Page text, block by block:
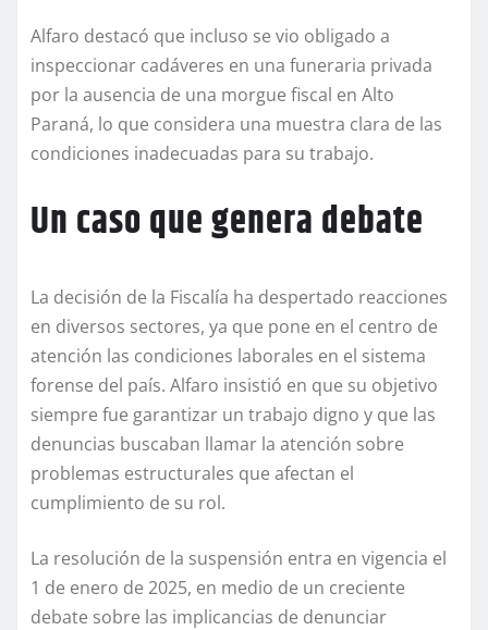
Alfaro destacó que incluso se vio obligado a
inspeccionar cadáveres en una funeraria privada
por la ausencia de una morgue fiscal en Alto
Paraná, lo que considera una muestra clara de las
condiciones inadecuadas para su trabajo.
Un caso que genera debate
La decisión de la Fiscalía ha despertado reacciones
en diversos sectores, ya que pone en el centro de
atención las condiciones laborales en el sistema
forense del país. Alfaro insistió en que su objetivo
siempre fue garantizar un trabajo digno y que las
denuncias buscaban llamar la atención sobre
problemas estructurales que afectan el
cumplimiento de su rol.
La resolución de la suspensión entra en vigencia el
1 de enero de 2025, en medio de un creciente
debate sobre las implicancias de denunciar